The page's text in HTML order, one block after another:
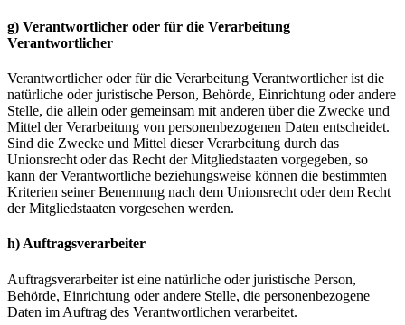
g) Verantwortlicher oder für die Verarbeitung
Verantwortlicher
Verantwortlicher oder für die Verarbeitung Verantwortlicher ist die
natürliche oder juristische Person, Behörde, Einrichtung oder andere
Stelle, die allein oder gemeinsam mit anderen über die Zwecke und
Mittel der Verarbeitung von personenbezogenen Daten entscheidet.
Sind die Zwecke und Mittel dieser Verarbeitung durch das
Unionsrecht oder das Recht der Mitgliedstaaten vorgegeben, so
kann der Verantwortliche beziehungsweise können die bestimmten
Kriterien seiner Benennung nach dem Unionsrecht oder dem Recht
der Mitgliedstaaten vorgesehen werden.
h) Auftragsverarbeiter
Auftragsverarbeiter ist eine natürliche oder juristische Person,
Behörde, Einrichtung oder andere Stelle, die personenbezogene
Daten im Auftrag des Verantwortlichen verarbeitet.